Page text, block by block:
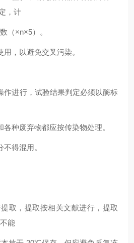
，计
（×n×5）。
，以避免交叉污染。
作进行，试验结果判定必须以酶标
种废弃物都应按传染物处理。
得混用。
取，提取按相关文献进行，提取
能